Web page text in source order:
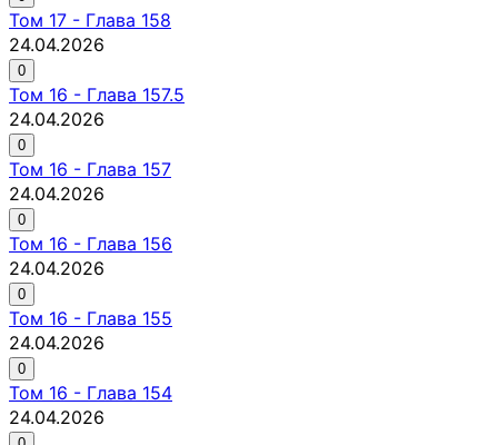
Том 17 - Глава 158
24.04.2026
0
Том 16 - Глава 157.5
24.04.2026
0
Том 16 - Глава 157
24.04.2026
0
Том 16 - Глава 156
24.04.2026
0
Том 16 - Глава 155
24.04.2026
0
Том 16 - Глава 154
24.04.2026